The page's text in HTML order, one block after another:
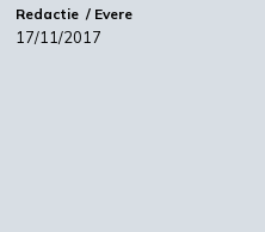
Redactie Evere
17/11/2017